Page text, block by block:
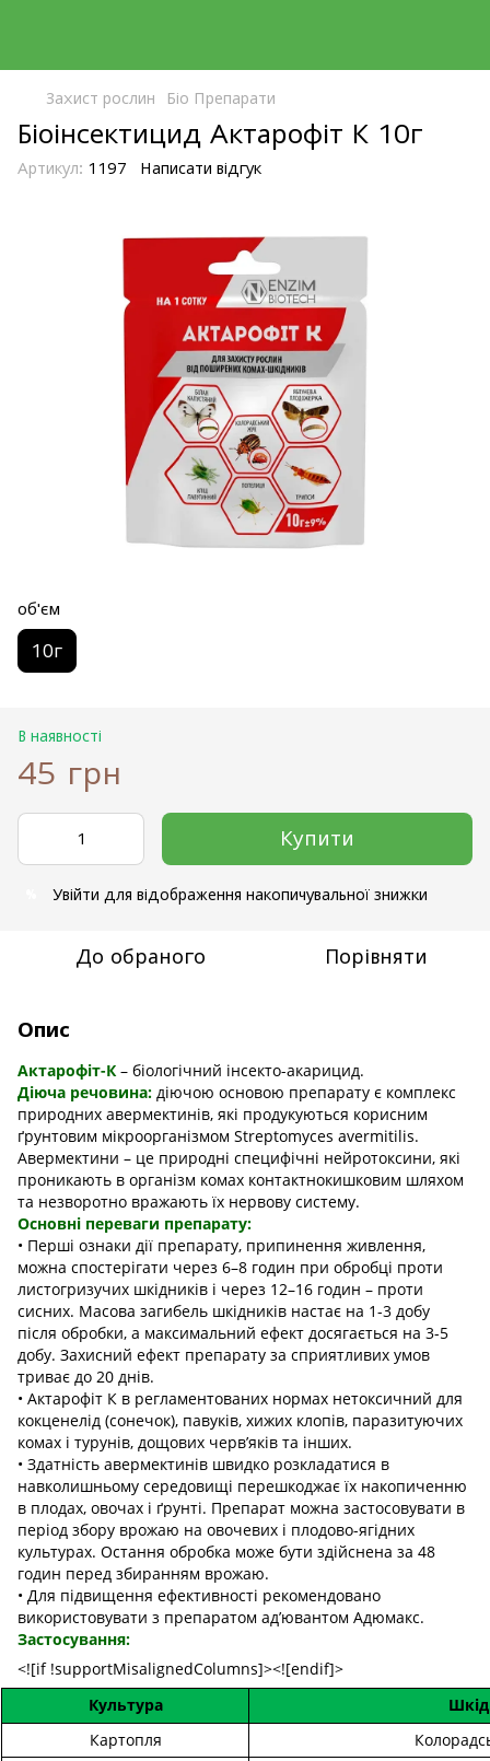
Захист рослин Біо Препарати
Біоінсектицид Актарофіт К 10г
Артикул: 1197 Написати відгук
об'єм
10г
В наявності
45 грн
Купити
Увійти для відображення накопичувальної знижки
До обраного Порівняти
Опис
Актарофіт-К – біологічний інсекто-акарицид.
Діюча речовина: діючою основою препарату є комплекс
природних авермектинів, які продукуються корисним
ґрунтовим мікроорганізмом Streptomyces avermitilis.
Авермектини – це природні специфічні нейротоксини, які
проникають в організм комах контактнокишковим шляхом
та незворотно вражають їх нервову систему.
Основні переваги препарату:
• Перші ознаки дії препарату, припинення живлення,
можна спостерігати через 6–8 годин при обробці проти
листогризучих шкідників і через 12–16 годин – проти
сисних. Масова загибель шкідників настає на 1-3 добу
після обробки, а максимальний ефект досягається на 3-5
добу. Захисний ефект препарату за сприятливих умов
триває до 20 днів.
• Актарофіт К в регламентованих нормах нетоксичний для
кокценелід (сонечок), павуків, хижих клопів, паразитуючих
комах і турунів, дощових черв’яків та інших.
• Здатність авермектинів швидко розкладатися в
навколишньому середовищі перешкоджає їх накопиченню
в плодах, овочах і ґрунті. Препарат можна застосовувати в
період збору врожаю на овочевих і плодово-ягідних
культурах. Остання обробка може бути здійснена за 48
годин перед збиранням врожаю.
• Для підвищення ефективності рекомендовано
використовувати з препаратом ад’ювантом Адюмакс.
Застосування:
<![if !supportMisalignedColumns]><![endif]>
Культура
Картопля